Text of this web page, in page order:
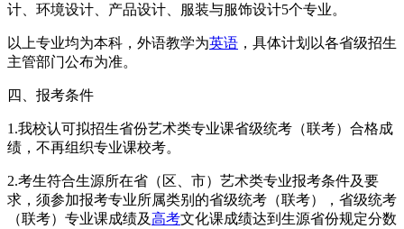
计、环境设计、产品设计、服装与服饰设计5个专业。
以上专业均为本科，外语教学为英语 ，具体计划以各省级招生
主管部门公布为准。
四、报考条件
1.我校认可拟招生省份艺术类专业课省级统考（联考）合格成
绩，不再组织专业课校考。
2.考生符合生源所在省（区、市）艺术类专业报考条件及要
求，须参加报考专业所属类别的省级统考（联考），省级统考
（联考）专业课成绩及高考文化课成绩达到生源省份规定分数